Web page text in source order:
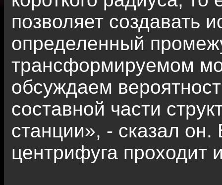
позволяет создавать
определенный
трансформируемом
обсуждаем
составной части
станции», - сказал
центрифуга